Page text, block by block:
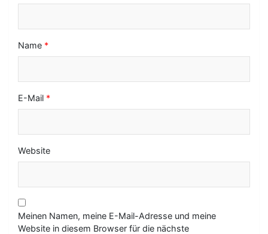
Name *
E-Mail *
Website
Meinen Namen, meine E-Mail-Adresse und meine
Website in diesem Browser für die nächste